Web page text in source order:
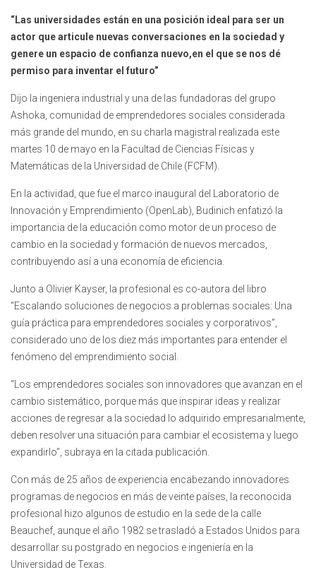
“Las universidades están en una posición ideal para ser un
actor que articule nuevas conversaciones en la sociedad y
genere un espacio de confianza nuevo,en el que se nos dé
permiso para inventar el futuro”
Dijo la ingeniera industrial y una de las fundadoras del grupo
Ashoka, comunidad de emprendedores sociales considerada
más grande del mundo, en su charla magistral realizada este
martes 10 de mayo en la Facultad de Ciencias Físicas y
Matemáticas de la Universidad de Chile (FCFM).
En la actividad, que fue el marco inaugural del Laboratorio de
Innovación y Emprendimiento (OpenLab), Budinich enfatizó la
importancia de la educación como motor de un proceso de
cambio en la sociedad y formación de nuevos mercados,
contribuyendo así a una economía de eficiencia.
Junto a Olivier Kayser, la profesional es co-autora del libro
“Escalando soluciones de negocios a problemas sociales: Una
guía práctica para emprendedores sociales y corporativos”,
considerado uno de los diez más importantes para entender el
fenómeno del emprendimiento social.
“Los emprendedores sociales son innovadores que avanzan en el
cambio sistemático, porque más que inspirar ideas y realizar
acciones de regresar a la sociedad lo adquirido empresarialmente,
deben resolver una situación para cambiar el ecosistema y luego
expandirlo”, subraya en la citada publicación.
Con más de 25 años de experiencia encabezando innovadores
programas de negocios en más de veinte países, la reconocida
profesional hizo algunos de estudio en la sede de la calle
Beauchef, aunque el año 1982 se trasladó a Estados Unidos para
desarrollar su postgrado en negocios e ingeniería en la
Universidad de Texas.